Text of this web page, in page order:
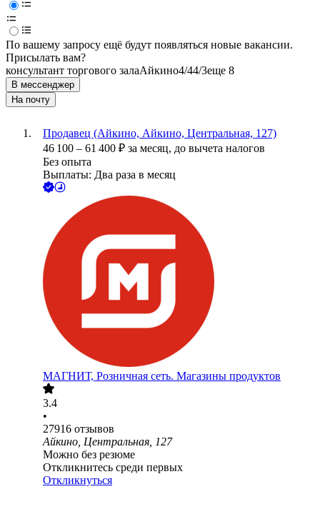
По вашему запросу ещё будут появляться новые вакансии.
Присылать вам?
консультант торгового залаАйкино4/44/3еще 8
В мессенджер
На почту
Продавец (Айкино, Айкино, Центральная, 127)
46 100 – 61 400 ₽ за месяц, до вычета налогов
Без опыта
Выплаты: Два раза в месяц
МАГНИТ, Розничная сеть. Магазины продуктов
3.4
•
27916 отзывов
Айкино, Центральная, 127
Можно без резюме
Откликнитесь среди первых
Откликнуться